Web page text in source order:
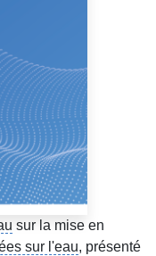
sur la mise en
sur l'eau, présenté